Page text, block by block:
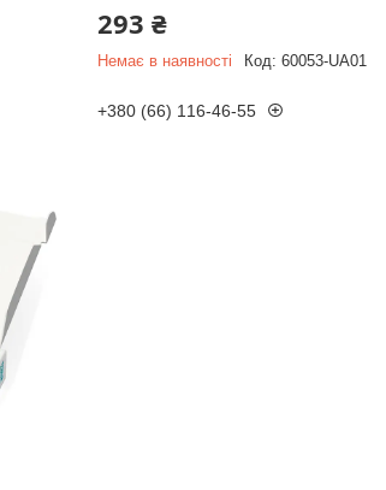
293 ₴
Немає в наявності Код: 60053-UA01
+380 (66) 116-46-55